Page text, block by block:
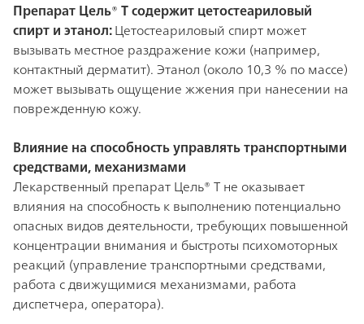
Препарат Цель® Т содержит цетостеариловый
спирт и этанол:Цетостеариловый спирт может
вызывать местное раздражение кожи (например,
контактный дерматит). Этанол (около 10,3 % по массе)
может вызывать ощущение жжения при нанесении на
поврежденную кожу.
Влияние на способность управлять транспортными
средствами, механизмами
Лекарственный препарат Цель® Т не оказывает
влияния на способность к выполнению потенциально
опасных видов деятельности, требующих повышенной
концентрации внимания и быстроты психомоторных
реакций (управление транспортными средствами,
работа с движущимися механизмами, работа
диспетчера, оператора).